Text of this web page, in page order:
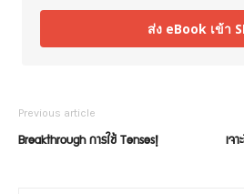
ส่ง eBook เข้า
Previous article
Breakthrough การใช้ Tenses! เจ